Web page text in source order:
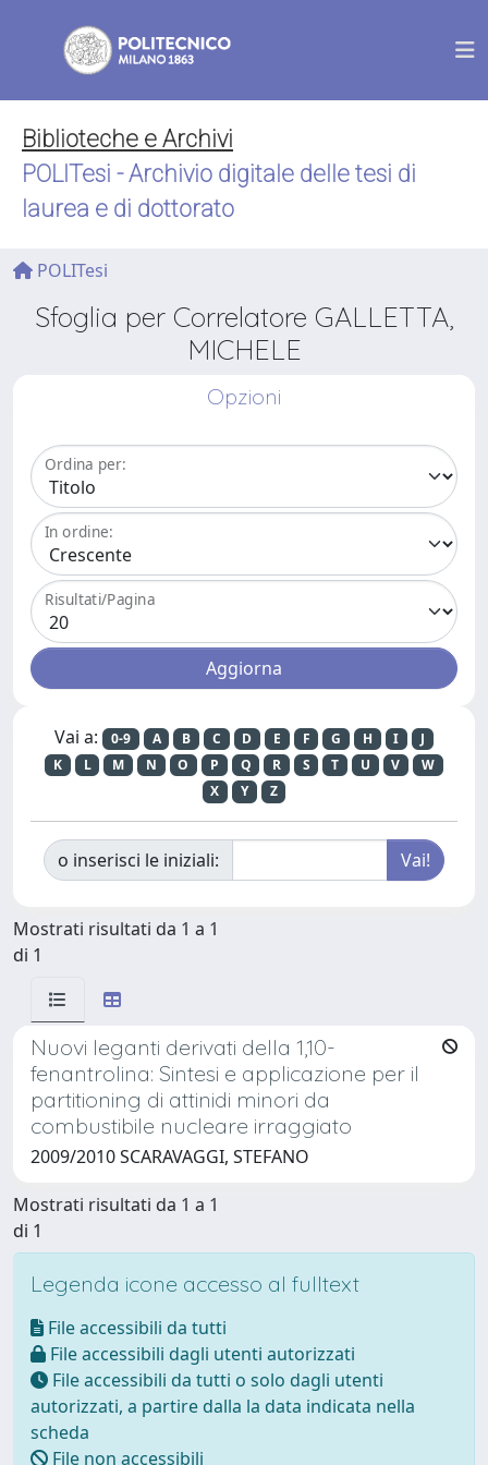
Biblioteche e Archivi
POLITesi - Archivio digitale delle tesi di
laurea e di dottorato
POLITesi
Sfoglia per Correlatore GALLETTA,
MICHELE
Opzioni
Ordina per:
In ordine:
Risultati/Pagina
Vai a: 0-9 A B C D E F G H I
J
K
L M N O P Q R S T U V
W
X
Y Z
o inserisci le iniziali:
Mostrati risultati da 1 a 1
di 1
Nuovi leganti derivati della 1,10-
fenantrolina: Sintesi e applicazione per il
partitioning di attinidi minori da
combustibile nucleare irraggiato
2009/2010 SCARAVAGGI, STEFANO
Mostrati risultati da 1 a 1
di 1
Legenda icone accesso al fulltext
File accessibili da tutti
File accessibili dagli utenti autorizzati
File accessibili da tutti o solo dagli utenti
autorizzati, a partire dalla la data indicata nella
scheda
File non accessibili